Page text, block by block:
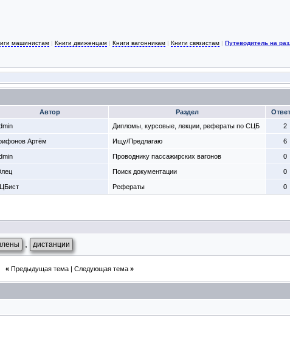
машинистам | Книги движенцам | Книги вагонникам | Книги связистам | Путеводитель на
Автор Раздел
Дипломы, курсовые, лекции, рефераты по СЦБ 2
Артём Ищу/Предлагаю 6
Проводнику пассажирских вагонов 0
Поиск документации 0
Рефераты 0
дистанции
« Предыдущая тема| Следующая тема »